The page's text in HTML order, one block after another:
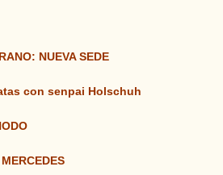
NUEVA SEDE
con senpai Holschuh